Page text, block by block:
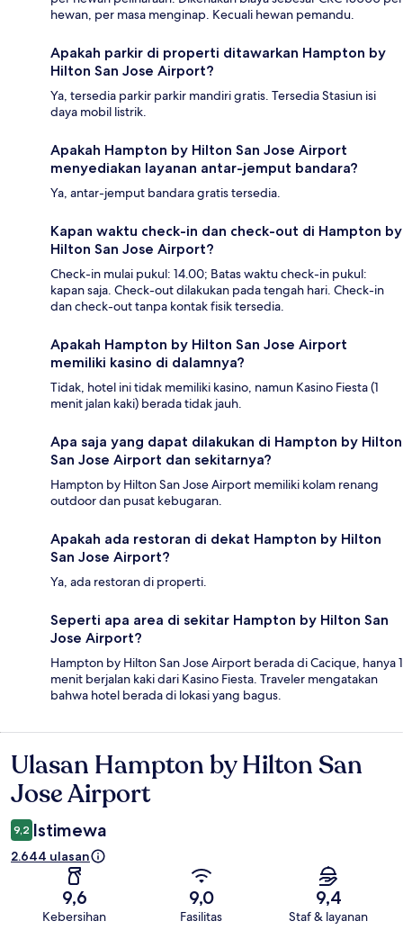
hewan, per masa menginap. Kecuali hewan pemandu.
Apakah parkir di properti ditawarkan Hampton by
Hilton San Jose Airport?
Ya, tersedia parkir parkir mandiri gratis. Tersedia Stasiun isi
daya mobil listrik.
Apakah Hampton by Hilton San Jose Airport
menyediakan layanan antar-jemput bandara?
Ya, antar-jemput bandara gratis tersedia.
Kapan waktu check-in dan check-out di Hampton by
Hilton San Jose Airport?
Check-in mulai pukul: 14.00; Batas waktu check-in pukul:
kapan saja. Check-out dilakukan pada tengah hari. Check-in
dan check-out tanpa kontak fisik tersedia.
Apakah Hampton by Hilton San Jose Airport
memiliki kasino di dalamnya?
Tidak, hotel ini tidak memiliki kasino, namun Kasino Fiesta (1
menit jalan kaki) berada tidak jauh.
Apa saja yang dapat dilakukan di Hampton by Hilton
San Jose Airport dan sekitarnya?
Hampton by Hilton San Jose Airport memiliki kolam renang
outdoor dan pusat kebugaran.
Apakah ada restoran di dekat Hampton by Hilton
San Jose Airport?
Ya, ada restoran di properti.
Seperti apa area di sekitar Hampton by Hilton San
Jose Airport?
Hampton by Hilton San Jose Airport berada di Cacique, hanya 1
menit berjalan kaki dari Kasino Fiesta. Traveler mengatakan
bahwa hotel berada di lokasi yang bagus.
Ulasan
Ulasan Hampton by Hilton San
Jose Airport
9,2 Istimewa
2.644 ulasan
9,6
Kebersihan
9,0
Fasilitas
9,4
Staf & layanan